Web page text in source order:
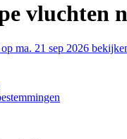
vluchten
ma. 21 sep 2026